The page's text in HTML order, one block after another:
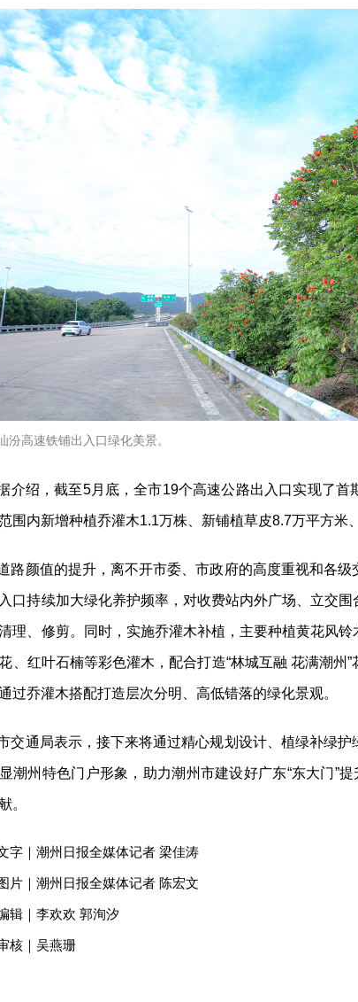
汾高速铁铺出入口绿化美景。
介绍，截至5月底，全市19个高速公路出入口实现了
围内新增种植乔灌木1.1万株、新铺植草皮8.7万平方米
路颜值的提升，离不开市委、市政府的高度重视和各
口持续加大绿化养护频率，对收费站内外广场、立交
理、修剪。同时，实施乔灌木补植，主要种植黄花风铃
、红叶石楠等彩色灌木，配合打造“林城互融 花满潮州
过乔灌木搭配打造层次分明、高低错落的绿化景观。
交通局表示，接下来将通过精心规划设计、植绿补绿
潮州特色门户形象，助力潮州市建设好广东“东大门”
。
字｜潮州日报全媒体记者 梁佳涛
图片｜潮州日报全媒体记者 陈宏文
辑｜李欢欢 郭洵汐
核｜吴燕珊